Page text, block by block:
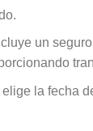
un
la fecha